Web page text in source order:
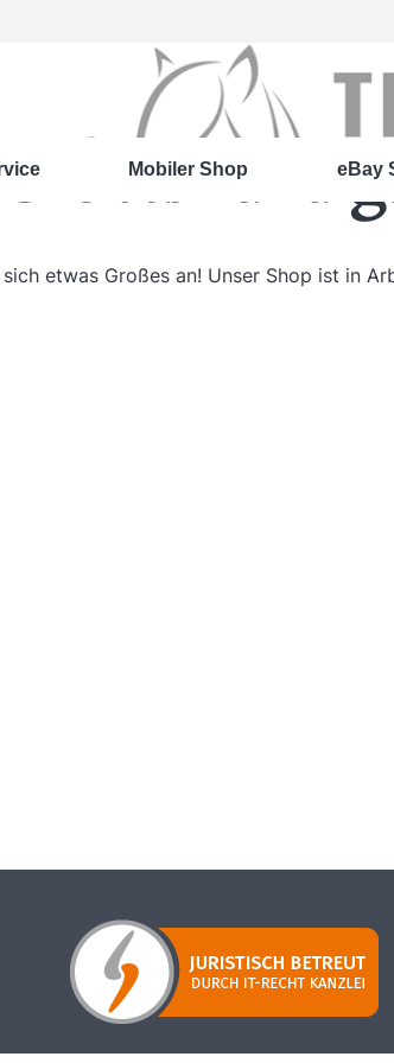
Mobiler Shop eBay
kündigt
etwas Großes an! Unser Shop ist in